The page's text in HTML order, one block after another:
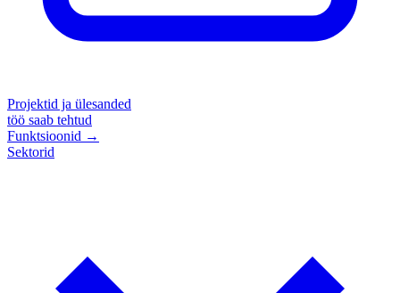
Projektid ja ülesanded
töö saab tehtud
Funktsioonid →
Sektorid